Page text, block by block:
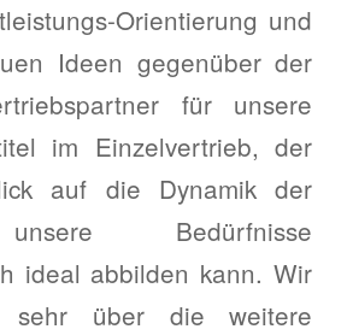
Orientierung und
Ideen gegenüber der
für unsere
im Einzelvertrieb, der
auf die Dynamik der
Bedürfnisse
ideal abbilden kann. Wir
sehr über die weitere